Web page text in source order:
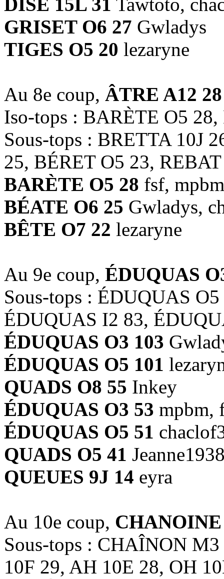
GRISET O6 27 Gwladys
TIGES O5 20 lezaryne
Au 8e coup, ÂTRE A12 28
Iso-tops : BARÈTE O5
Sous-tops : BRETTA 10J
25, BÉRET O5 23,
BARÈTE O5 28 fsf,
BÉATE O6 25 Gwladys,
BÊTE O7 22 lezaryne
Au 9e coup, ÉDUQUAS
Sous-tops : ÉDUQUAS
ÉDUQUAS I2 83,
ÉDUQUAS O3 103
ÉDUQUAS O5 101
QUADS O8 55 Inkey
ÉDUQUAS O3 53 mpbm,
ÉDUQUAS O5 51
QUADS O5 41
QUEUES 9J 14 eyra
Au 10e coup,
Sous-tops : CHAÎNON
10F 29, AH 10E 28, OH